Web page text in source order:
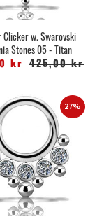
Clicker w. Swarovski
Stones 05 - Titan
kr 425,00 kr
27%